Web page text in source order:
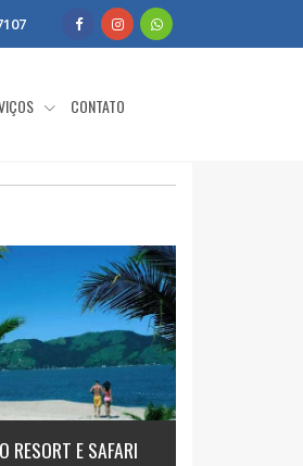
CONTATO
RESORT E SAFARI